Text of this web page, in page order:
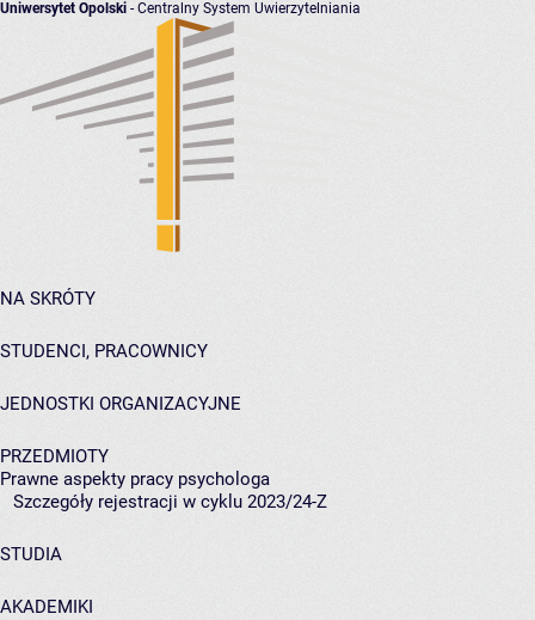
Uniwersytet Opolski - Centralny System Uwierzytelniania
NA SKRÓTY
STUDENCI, PRACOWNICY
JEDNOSTKI ORGANIZACYJNE
PRZEDMIOTY
Prawne aspekty pracy psychologa
Szczegóły rejestracji w cyklu 2023/24-Z
STUDIA
AKADEMIKI